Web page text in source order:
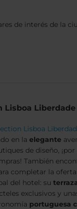
de interés de la
Lisboa Liberdade
Lisboa
en la elegante
de diseño,
También
completar la
del hotel: su
exclusivos y
portuguesa